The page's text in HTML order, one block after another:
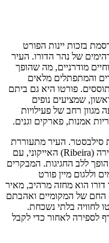
בזכות יינות הפורט
של נהר הדורו. העיר
מודרניים, מה שהופך
והמתפתלים מלאים
תוססים. פורטו היא גם ביתם
שמציעים נופים
מגוון רחב של פעילויות
אמנות, פארקים וגנים.
סילבסטר. העיר מתעוררת
לחיים עם אנרגיה תוססת וחגיגות. רובע ריביירה (Ribeira) האייקוני, עם
ללב החגיגות. המבקרים
וללגום מיין פורט
הוא מחזה מרהיב, מאיר
החם של המקומיים ואהבתם
לחוויה בלתי נשכחת.
לספירה לאחור כדי לקבל